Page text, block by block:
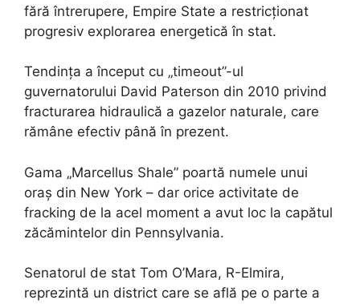
fără întrerupere, Empire State a restricționat
progresiv explorarea energetică în stat.
Tendința a început cu „timeout”-ul
guvernatorului David Paterson din 2010 privind
fracturarea hidraulică a gazelor naturale, care
rămâne efectiv până în prezent.
Gama „Marcellus Shale” poartă numele unui
oraș din New York – dar orice activitate de
fracking de la acel moment a avut loc la capătul
zăcămintelor din Pennsylvania.
Senatorul de stat Tom O’Mara, R-Elmira,
reprezintă un district care se află pe o parte a